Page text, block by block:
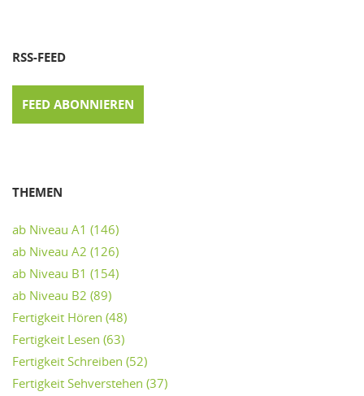
RSS-FEED
FEED ABONNIEREN
THEMEN
ab Niveau A1 (146)
ab Niveau A2 (126)
ab Niveau B1 (154)
ab Niveau B2 (89)
Fertigkeit Hören (48)
Fertigkeit Lesen (63)
Fertigkeit Schreiben (52)
Fertigkeit Sehverstehen (37)